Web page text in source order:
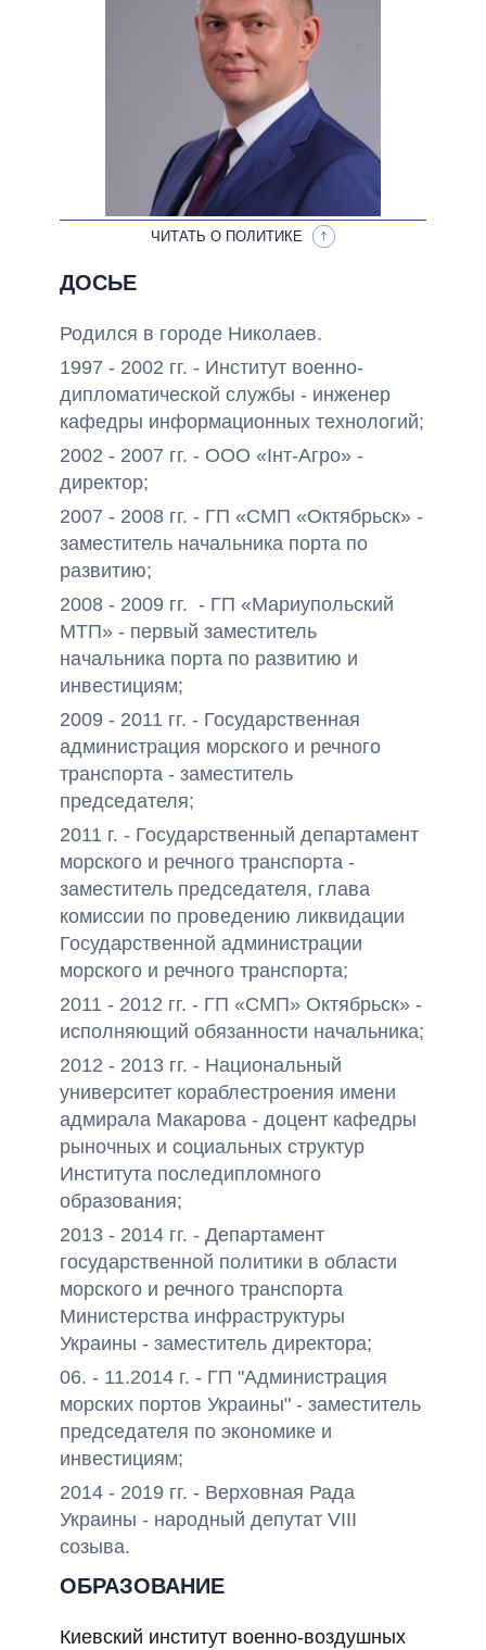
ОБЕЩАНИЯ В ПРОЦЕССЕ
ВСЕ ОБЕЩАНИЯ
АРХИВНЫЕ ОБЕЩАНИЯ
ЧИТАТЬ О ПОЛИТИКЕ
ДОСЬЕ
Родился в городе Николаев.
1997 - 2002 гг. - Институт военно-
дипломатической службы - инженер
кафедры информационных технологий;
2002 - 2007 гг. - ООО «Інт-Агро» -
директор;
2007 - 2008 гг. - ГП «СМП «Октябрьск» -
заместитель начальника порта по
развитию;
2008 - 2009 гг. - ГП «Мариупольский
МТП» - первый заместитель
начальника порта по развитию и
инвестициям;
2009 - 2011 гг. - Государственная
администрация морского и речного
транспорта - заместитель
председателя;
2011 г. - Государственный департамент
морского и речного транспорта -
заместитель председателя, глава
комиссии по проведению ликвидации
Государственной администрации
морского и речного транспорта;
2011 - 2012 гг. - ГП «СМП» Октябрьск» -
исполняющий обязанности начальника;
2012 - 2013 гг. - Национальный
университет кораблестроения имени
адмирала Макарова - доцент кафедры
рыночных и социальных структур
Института последипломного
образования;
2013 - 2014 гг. - Департамент
государственной политики в области
морского и речного транспорта
Министерства инфраструктуры
Украины - заместитель директора;
06. - 11.2014 г. - ГП "Администрация
морских портов Украины" - заместитель
председателя по экономике и
инвестициям;
2014 - 2019 гг. - Верховная Рада
Украины - народный депутат VIII
созыва.
ОБРАЗОВАНИЕ
Киевский институт военно-воздушных